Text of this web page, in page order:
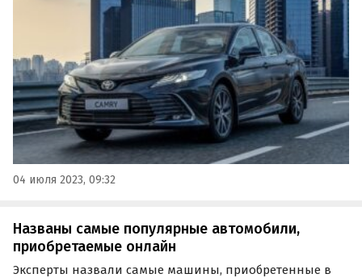
пробегом по итогам второго квартала 2023 года
выросли на треть, если сравнивать с аналогичным
периодом прошлого года.
04 июля 2023, 09:32
Названы самые популярные автомобили,
приобретаемые онлайн
Эксперты назвали самые машины, приобретенные в